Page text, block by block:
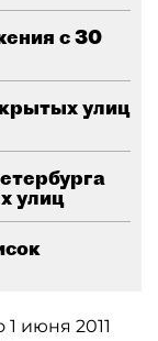
с 30
улиц
улиц
июня 2011